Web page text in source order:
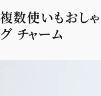
複数使いもおし
グ チャーム